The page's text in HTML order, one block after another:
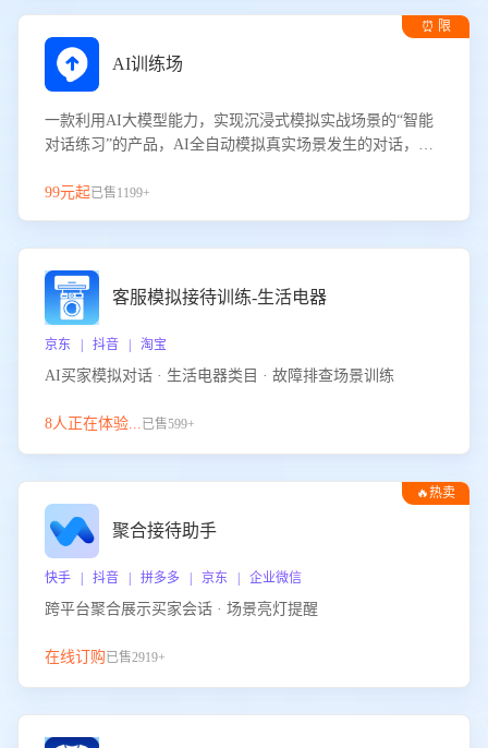
⏰ 限
AI训练场
一款利用AI大模型能力，实现沉浸式模拟实战场景的“智能
对话练习”的产品，AI全自动模拟真实场景发生的对话，企
服能力。
99元起已售1199+
客服模拟接待训练-生活电器
京东 | 抖音 | 淘宝
AI买家模拟对话 · 生活电器类目 · 故障排查场景训练
8人正在体验...已售599+
🔥热卖
聚合接待助手
快手 | 抖音 | 拼多多 | 京东 | 企业微信
跨平台聚合展示买家会话 · 场景亮灯提醒
在线订购已售2919+